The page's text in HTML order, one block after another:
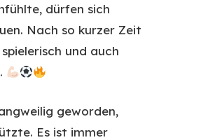
dürfen sich
Nach so kurzer Zeit
und auch
geworden,
Es ist immer